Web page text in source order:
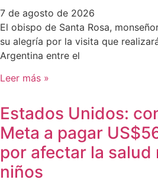
7 de agosto de 2026
El obispo de Santa Rosa,
su alegría por la visita que
Argentina entre el
Leer más »
Estados Unidos:
Meta a pagar
por afectar la salud
niños